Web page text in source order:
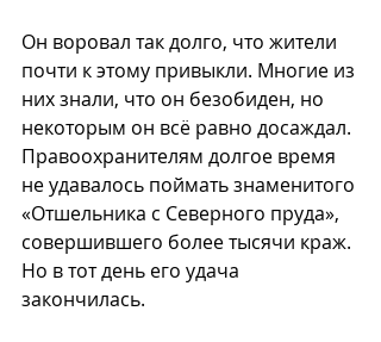
Он воровал так долго, что жители
почти к этому привыкли. Многие из
них знали, что он безобиден, но
некоторым он всё равно досаждал.
Правоохранителям долгое время
не удавалось поймать знаменитого
«Отшельника с Северного пруда»,
совершившего более тысячи краж.
Но в тот день его удача
закончилась.